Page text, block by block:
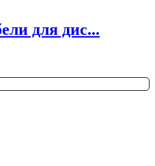
для дис...